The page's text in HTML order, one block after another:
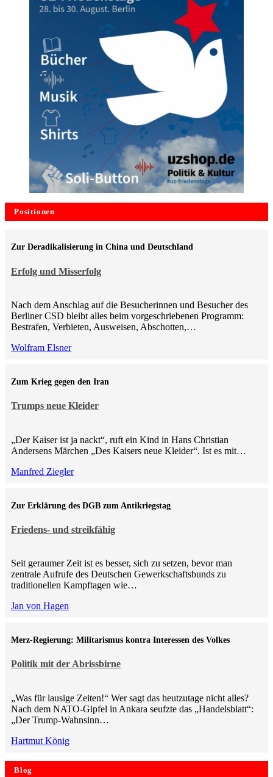
Positionen
Erfolg und Misserfolg
Zur Deradikalisierung in China und Deutschland
Nach dem Anschlag auf die Besucherinnen und Besucher des
Berliner CSD bleibt alles beim vorgeschriebenen Programm:
Bestrafen, Verbieten, Ausweisen, Abschotten,…
Wolfram Elsner
Trumps neue Kleider
Zum Krieg gegen den Iran
„Der Kaiser ist ja nackt“, ruft ein Kind in Hans Christian
Andersens Märchen „Des Kaisers neue Kleider“. Ist es mit…
Manfred Ziegler
Friedens- und streikfähig
Zur Erklärung des DGB zum Antikriegstag
Seit geraumer Zeit ist es besser, sich zu setzen, bevor man
zentrale Aufrufe des Deutschen Gewerkschaftsbunds zu
traditionellen Kampftagen wie…
Jan von Hagen
Politik mit der Abrissbirne
Merz-Regierung: Militarismus kontra Inte­ressen des Volkes
„Was für lausige Zeiten!“ Wer sagt das heutzutage nicht alles?
Nach dem NATO-Gipfel in Ankara seufzte das „Handelsblatt“:
„Der Trump-Wahnsinn…
Hartmut König
Blog